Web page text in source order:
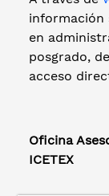
información
en
posgrado,
acceso
Oficina
ICETEX